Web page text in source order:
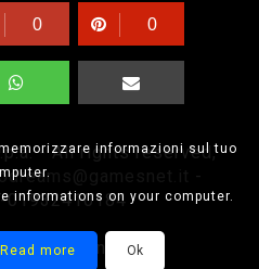
informazioni sul tuo
informations on your computer.
more Ok
0 0
- All rights reserved,
-
01932410184
by Onision